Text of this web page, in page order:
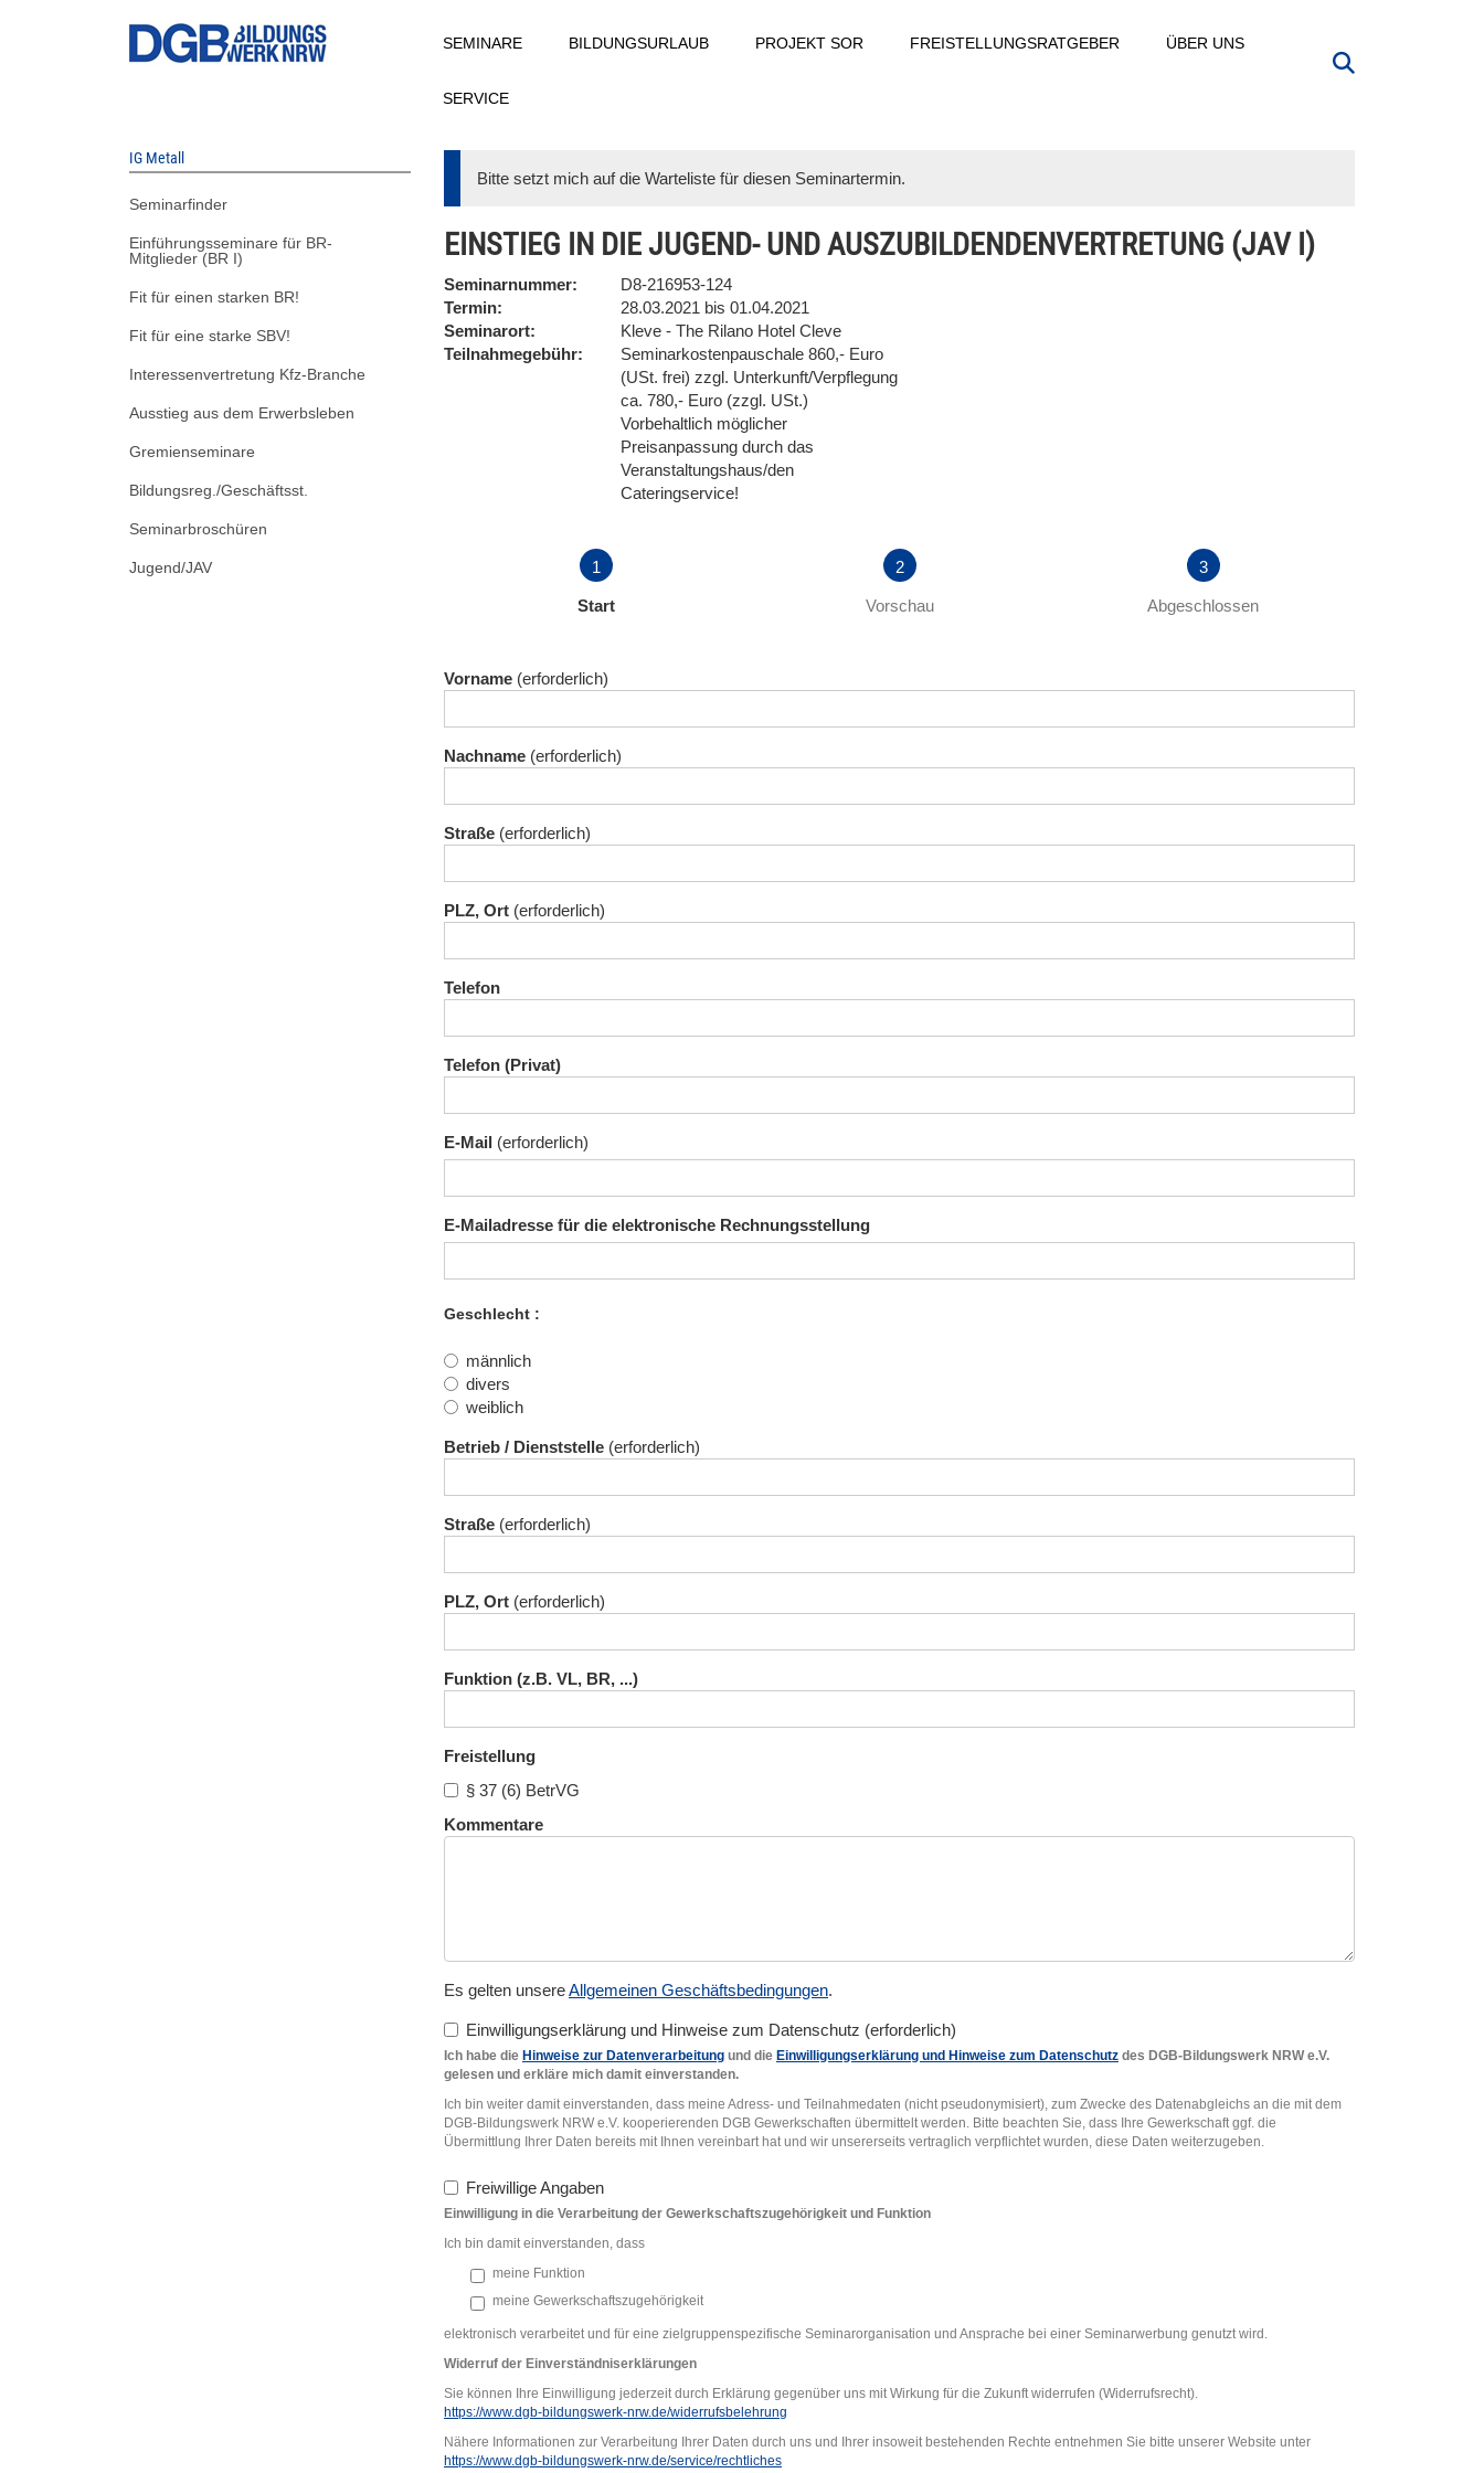
SEMINARE BILDUNGSURLAUB PROJEKT SOR FREISTELLUNGSRATGEBER ÜBER UNS
SERVICE
IG Metall
Seminarfinder
Einführungsseminare für BR-
Mitglieder (BR I)
Fit für einen starken BR!
Fit für eine starke SBV!
Interessenvertretung Kfz-Branche
Ausstieg aus dem Erwerbsleben
Gremienseminare
Bildungsreg./Geschäftsst.
Seminarbroschüren
Jugend/JAV
Bitte setzt mich auf die Warteliste für diesen Seminartermin.
EINSTIEG IN DIE JUGEND- UND AUSZUBILDENDENVERTRETUNG (JAV I)
Seminarnummer
D8-216953-124
Termin
28.03.2021 bis 01.04.2021
Seminarort
Kleve - The Rilano Hotel Cleve
Teilnahmegebühr
Seminarkostenpauschale 860,- Euro
(USt. frei) zzgl. Unterkunft/Verpflegung
ca. 780,- Euro (zzgl. USt.)
Vorbehaltlich möglicher
Preisanpassung durch das
Veranstaltungshaus/den
Cateringservice!
Aktuell
Start Vorschau Abgeschlossen
Vorname
Nachname
Straße
PLZ, Ort
Telefon
Telefon (Privat)
E-Mail
E-Mailadresse für die elektronische Rechnungsstellung
Geschlecht
männlich
divers
weiblich
Betrieb / Dienststelle
Straße
PLZ, Ort
Funktion (z.B. VL, BR, ...)
Freistellung
§ 37 (6) BetrVG
Kommentare
Es gelten unsereAllgemeinen Geschäftsbedingungen.
Einwilligungserklärung und Hinweise zum Datenschutz
Ich habe die Hinweise zur Datenverarbeitung und die Einwilligungserklärung und Hinweise zum Datenschutz des DGB-Bildungswerk NRW e.V.
gelesen und erkläre mich damit einverstanden.
Ich bin weiter damit einverstanden, dass meine Adress- und Teilnahmedaten (nicht pseudonymisiert), zum Zwecke des Datenabgleichs an die mit dem
DGB-Bildungswerk NRW e.V. kooperierenden DGB Gewerkschaften übermittelt werden. Bitte beachten Sie, dass Ihre Gewerkschaft ggf. die
Übermittlung Ihrer Daten bereits mit Ihnen vereinbart hat und wir unsererseits vertraglich verpflichtet wurden, diese Daten weiterzugeben.
Freiwillige Angaben
Einwilligung in die Verarbeitung der Gewerkschaftszugehörigkeit und Funktion
Ich bin damit einverstanden, dass
meine Funktion
meine Gewerkschaftszugehörigkeit
elektronisch verarbeitet und für eine zielgruppenspezifische Seminarorganisation und Ansprache bei einer Seminarwerbung genutzt wird.
Widerruf der Einverständniserklärungen
Sie können Ihre Einwilligung jederzeit durch Erklärung gegenüber uns mit Wirkung für die Zukunft widerrufen (Widerrufsrecht).
https://www.dgb-bildungswerk-nrw.de/widerrufsbelehrung
Nähere Informationen zur Verarbeitung Ihrer Daten durch uns und Ihrer insoweit bestehenden Rechte entnehmen Sie bitte unserer Website unter
https://www.dgb-bildungswerk-nrw.de/service/rechtliches